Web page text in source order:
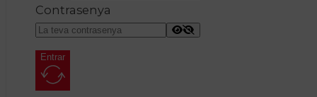
Contrasenya
Entrar